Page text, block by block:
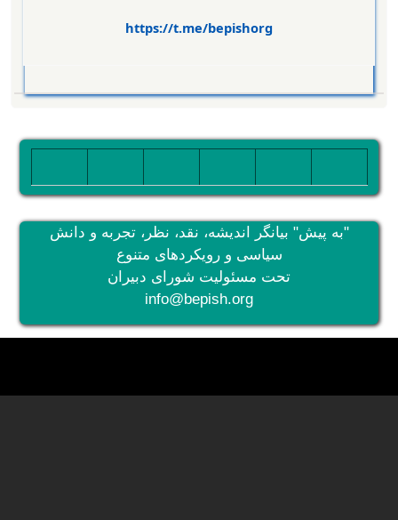
https://t.me/bepishorg
"به پیش" بیانگر اندیشه، نقد، نظر، تجربه و دانش
سیاسی و رویکردهای متنوع
تحت مسئولیت شورای دبیران
info@bepish.org